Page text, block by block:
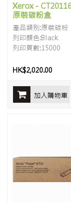
Xerox -
原裝碳粉盒
產品類别:原裝碳粉
列印顏色:Black
列印頁數:15000
HK$2,020.00
加入購物車